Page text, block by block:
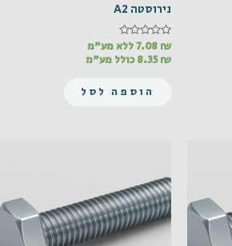
נירוסטה A2
דורג
מתוך
7.08 ₪
ללא מע"מ
8.35₪ כולל מע"מ
הוספה לסל